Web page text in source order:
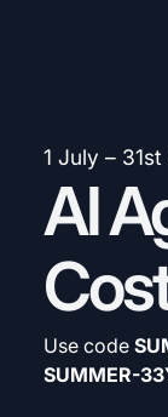
1 July –
AI
Use code
SUMMER-